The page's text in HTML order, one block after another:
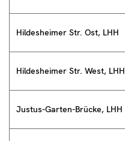
Hildesheimer Str. Ost, LHH
Hildesheimer Str. West, LHH
Justus-Garten-Brücke, LHH